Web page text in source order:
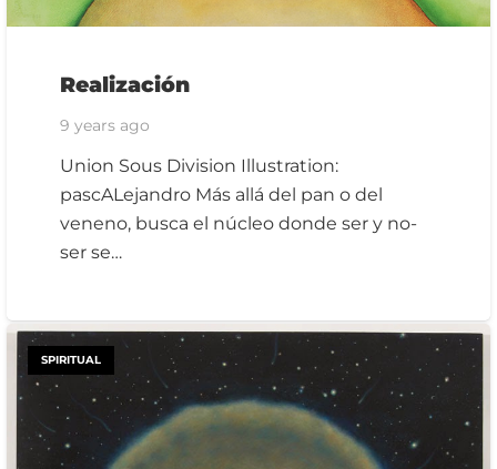
Realización
9 years ago
Union Sous Division Illustration:
pascALejandro Más allá del pan o del
veneno, busca el núcleo donde ser y no-
ser se…
SPIRITUAL